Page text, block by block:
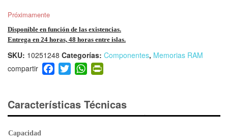
Próximamente
Disponible en función de las existencias.
Entrega en 24 horas, 48 horas entre islas.
SKU: 10251248 Categorías: Componentes, Memorias RAM
F
a
e
b
T
wi
er
W
h
s
A
ri
e
Características Técnicas
Capacidad